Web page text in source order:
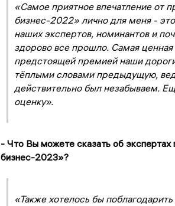
«Самое приятное впечатление от
бизнес-2022» лично для меня -
наших экспертов, номинантов и
здорово все прошло. Самая
предстоящей премией наши
тёплыми словами предыдущую,
действительно был незабываем.
оценку».
- Что Вы можете сказать об
бизнес-2023»?
«Также хотелось бы